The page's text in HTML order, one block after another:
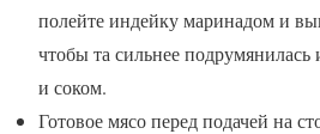
полейте индейку маринадом и
чтобы та сильнее
и соком.
Готовое мясо перед подачей на